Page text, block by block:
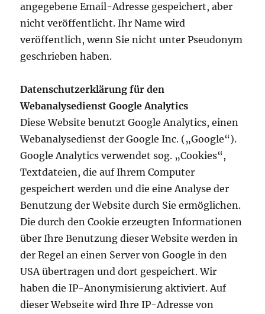
angegebene Email-Adresse gespeichert, aber
nicht veröffentlicht. Ihr Name wird
veröffentlich, wenn Sie nicht unter Pseudonym
geschrieben haben.
Datenschutzerklärung für den
Webanalysedienst Google Analytics
Diese Website benutzt Google Analytics, einen
Webanalysedienst der Google Inc. („Google“).
Google Analytics verwendet sog. „Cookies“,
Textdateien, die auf Ihrem Computer
gespeichert werden und die eine Analyse der
Benutzung der Website durch Sie ermöglichen.
Die durch den Cookie erzeugten Informationen
über Ihre Benutzung dieser Website werden in
der Regel an einen Server von Google in den
USA übertragen und dort gespeichert. Wir
haben die IP-Anonymisierung aktiviert. Auf
dieser Webseite wird Ihre IP-Adresse von